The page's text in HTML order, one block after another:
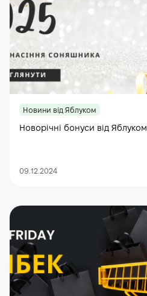
Новини від Яблуком
Новорічні бонуси від Яблуком
09.12.2024